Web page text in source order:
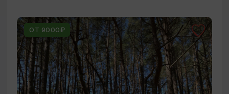
ОТ 9000₽